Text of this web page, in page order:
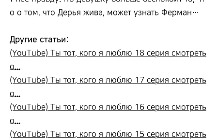
о о том, что Дерья жива, может узнать Ферман…
Другие статьи:
(YouTube) Ты тот, кого я люблю 18 серия смотреть
о...
(YouTube) Ты тот, кого я люблю 17 серия смотреть
о...
(YouTube) Ты тот, кого я люблю 16 серия смотреть
о...
(YouTube) Ты тот, кого я люблю 15 серия смотреть